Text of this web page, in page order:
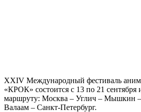
XXIV Международный фестиваль
«КРОК» состоится с 13 по 21 сентября
маршруту: Москва – Углич – Мышкин –
Валаам – Санкт-Петербург.